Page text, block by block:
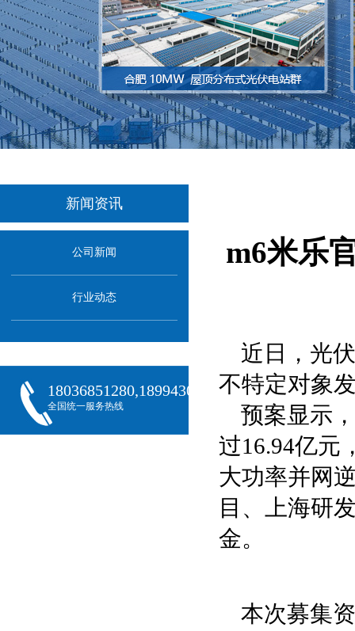
新闻资讯
公司新闻
行业动态
18036851280,18994301288,18068407382
全国统一服务热线
m6米乐
近日，光
不特定对象
预案显示
过16.94亿元
大功率并网
目、上海研
金。
本次募集